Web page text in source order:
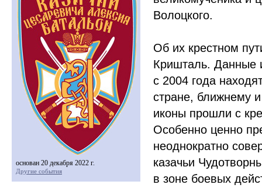
Волоцкого.
Об их крестном
Кришталь. Данные
с 2004 года
стране, ближнему
иконы прошли с
Особенно ценно
неоднократно
казачьи
в зоне боевых
основан 20 декабря 2022 г.
Другие события